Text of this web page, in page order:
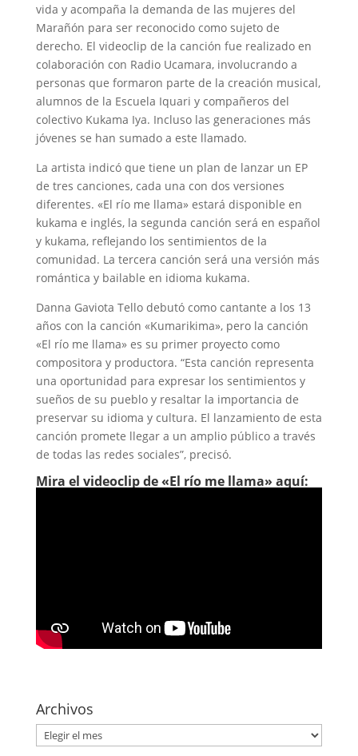
vida y acompaña la demanda de las mujeres del
Marañón para ser reconocido como sujeto de
derecho. El videoclip de la canción fue realizado en
colaboración con Radio Ucamara, involucrando a
personas que formaron parte de la creación musical,
alumnos de la Escuela Iquari y compañeros del
colectivo Kukama Iya. Incluso las generaciones más
jóvenes se han sumado a este llamado.
La artista indicó que tiene un plan de lanzar un EP
de tres canciones, cada una con dos versiones
diferentes. «El río me llama» estará disponible en
kukama e inglés, la segunda canción será en español
y kukama, reflejando los sentimientos de la
comunidad. La tercera canción será una versión más
romántica y bailable en idioma kukama.
Danna Gaviota Tello debutó como cantante a los 13
años con la canción «Kumarikima», pero la canción
«El río me llama» es su primer proyecto como
compositora y productora. “Esta canción representa
una oportunidad para expresar los sentimientos y
sueños de su pueblo y resaltar la importancia de
preservar su idioma y cultura. El lanzamiento de esta
canción promete llegar a un amplio público a través
de todas las redes sociales”, precisó.
Mira el videoclip de «El río me llama» aquí:
Archivos
Archivos